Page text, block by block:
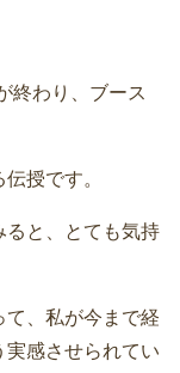
終わり、ブース
授です。
ると、とても気持
て、私が今まで経
感させられてい